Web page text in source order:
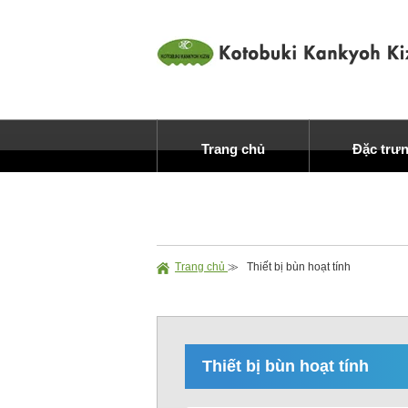
Trang chủ Đặc
Trang chủ ≫ Thiết bị bùn hoạt tính
Thiết bị bùn hoạt tính